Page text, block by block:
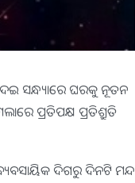
ସନ୍ଧ୍ୟାରେ ଘରକୁ ନୂତନ
ପ୍ରତିପକ୍ଷ ପ୍ରତିଶ୍ରୁତି
ଦିଗରୁ ଦିନଟି ମନ୍ଦ